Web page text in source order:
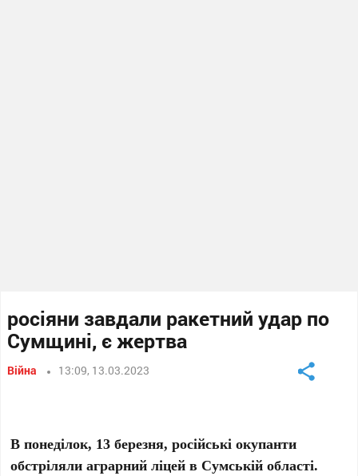
росіяни завдали ракетний удар по
Сумщині, є жертва
Війна 13:09, 13.03.2023
В понеділок, 13 березня, російські окупанти
обстріляли аграрний ліцей в Сумській області.